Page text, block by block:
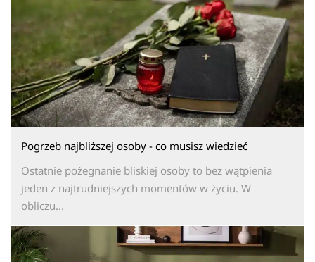
Pogrzeb najbliższej osoby - co musisz wiedzieć
Ostatnie pożegnanie bliskiej osoby to bez wątpienia
jeden z najtrudniejszych momentów w życiu. W
obliczu...